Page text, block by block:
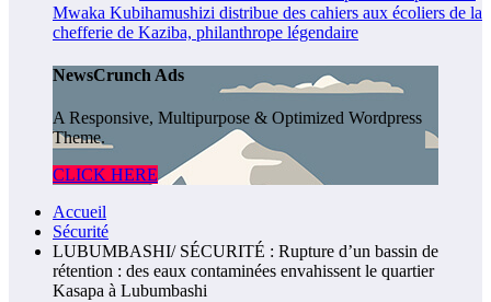
Mwaka Kubihamushizi distribue des cahiers aux écoliers de la
chefferie de Kaziba, philanthrope légendaire
NewsCrunch Ads
A Responsive, Multipurpose & Optimized Wordpress
Theme.
CLICK HERE
Accueil
Sécurité
LUBUMBASHI/ SÉCURITÉ : Rupture d’un bassin de
rétention : des eaux contaminées envahissent le quartier
Kasapa à Lubumbashi